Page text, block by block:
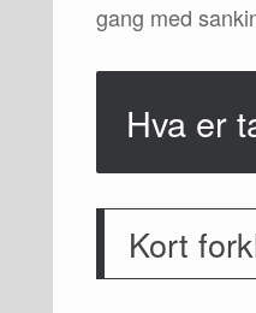
gang med
Hva er
Kort